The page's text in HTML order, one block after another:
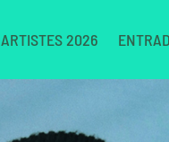
ARTISTES 2026